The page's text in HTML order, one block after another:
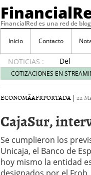
FinancialRed es una red de
Inicio Contacto
NOTICIAS :
Del
depósito
a la
cómo
gestión
del
ahorro
en
COTIZACIONES EN
ECONOMÃ­AFRPORTADA | 22
CajaSur,
Se cumplieron los
Unicaja, el Banco de
hoy mismo la entidad